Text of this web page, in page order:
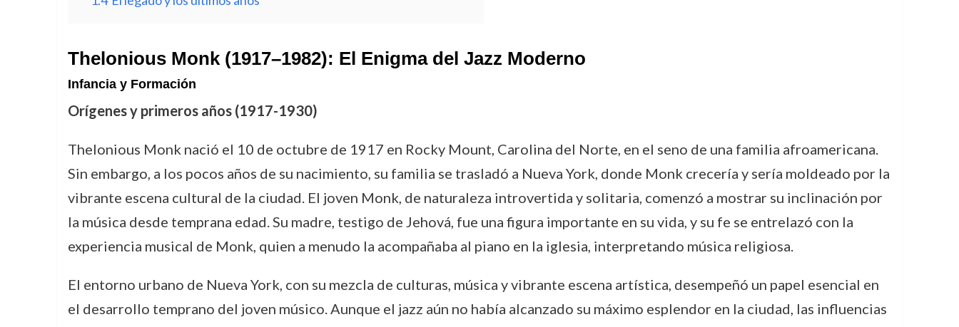
Thelonious Monk (1917–1982): El Enigma del Jazz Moderno
Infancia y Formación
Orígenes y primeros años (1917-1930)
Thelonious Monk nació el 10 de octubre de 1917 en Rocky Mount, Carolina del Norte, en el seno de una familia afroamericana.
Sin embargo, a los pocos años de su nacimiento, su familia se trasladó a Nueva York, donde Monk crecería y sería moldeado por la
vibrante escena cultural de la ciudad. El joven Monk, de naturaleza introvertida y solitaria, comenzó a mostrar su inclinación por
la música desde temprana edad. Su madre, testigo de Jehová, fue una figura importante en su vida, y su fe se entrelazó con la
experiencia musical de Monk, quien a menudo la acompañaba al piano en la iglesia, interpretando música religiosa.
El entorno urbano de Nueva York, con su mezcla de culturas, música y vibrante escena artística, desempeñó un papel esencial en
el desarrollo temprano del joven músico. Aunque el jazz aún no había alcanzado su máximo esplendor en la ciudad, las influencias